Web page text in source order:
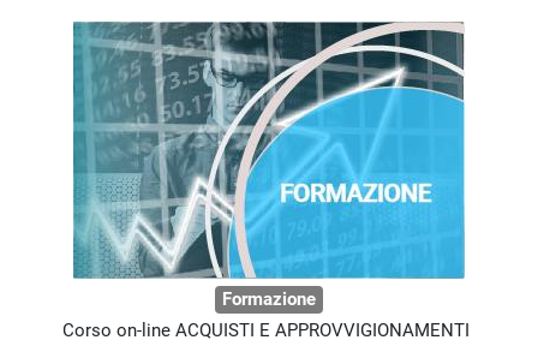
Formazione
Corso on-line ACQUISTI E APPROVVIGIONAMENTI